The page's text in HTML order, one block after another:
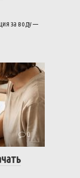
за воду —
0